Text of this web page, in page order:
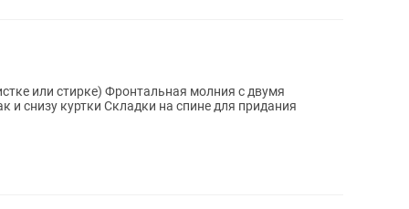
молния с двумя
на спине для придания